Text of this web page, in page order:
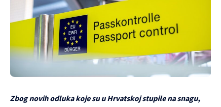
Zbog novih odluka koje su u Hrvatskoj stupile na snagu,